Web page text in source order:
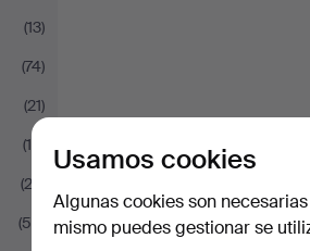
(13)
(74)
(21)
(19)
(23)
(59)
Usamos cookies
Algunas cookies son
mismo puedes gestionar se